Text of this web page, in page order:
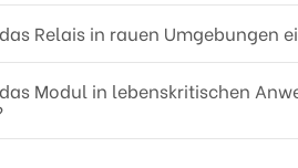
Relais in rauen Umgebungen
Modul in lebenskritischen